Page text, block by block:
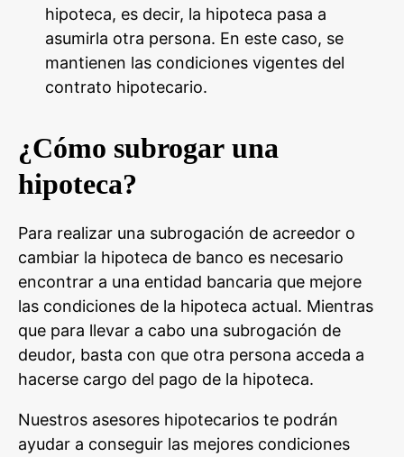
hipoteca, es decir, la hipoteca pasa a
asumirla otra persona. En este caso, se
mantienen las condiciones vigentes del
contrato hipotecario.
¿Cómo subrogar una
hipoteca?
Para realizar una subrogación de acreedor o
cambiar la hipoteca de banco es necesario
encontrar a una entidad bancaria que mejore
las condiciones de la hipoteca actual. Mientras
que para llevar a cabo una subrogación de
deudor, basta con que otra persona acceda a
hacerse cargo del pago de la hipoteca.
Nuestros asesores hipotecarios te podrán
ayudar a conseguir las mejores condiciones